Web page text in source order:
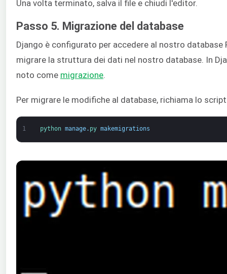
Una volta terminato, salva il file e chiudi l'editor.
Passo 5. Migrazione del database
Django è configurato per accedere al nostro database
migrare la struttura dei dati nel nostro database. In
noto come migrazione.
Per migrare le modifiche al database, richiama lo
1 python manage. py makemigrations